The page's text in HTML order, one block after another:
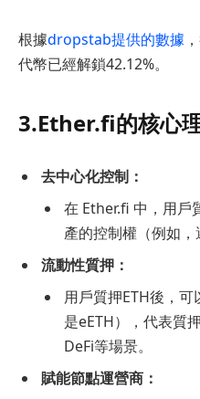
根據dropstab提供的數據
代幣已經解鎖42.12%。
3.Ether.fi的核心
去中心化控制：
在 Ether.fi 中，用戶
產的控制權（例如，
流動性質押：
用戶質押ETH後，
是eETH），代表質
DeFi等場景。
賦能節點運營商：